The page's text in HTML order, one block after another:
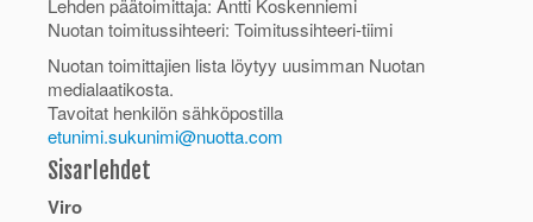
Lehden päätoimittaja: Antti Koskenniemi
Nuotan toimitussihteeri: Toimitussihteeri-tiimi
Nuotan toimittajien lista löytyy uusimman Nuotan
medialaatikosta.
Tavoitat henkilön sähköpostilla
etunimi.sukunimi@nuotta.com
Sisarlehdet
Viro